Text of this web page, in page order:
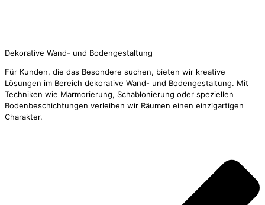
Dekorative Wand- und Bodengestaltung
Für Kunden, die das Besondere suchen, bieten wir kreative
Lösungen im Bereich dekorative Wand- und Bodengestaltung. Mit
Techniken wie Marmorierung, Schablonierung oder speziellen
Bodenbeschichtungen verleihen wir Räumen einen einzigartigen
Charakter.